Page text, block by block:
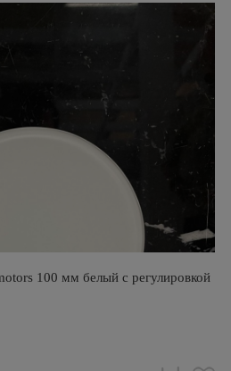
100 мм белый с регулировкой